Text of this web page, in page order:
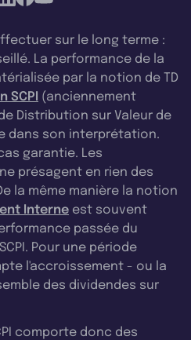
sur le long terme :
La performance de la
par la notion de TD
SCPI (anciennement
Distribution sur Valeur de
dans son interprétation.
garantie. Les
présagent en rien des
la même manière la notion
Interne est souvent
passée du
Pour une période
l'accroissement - ou la
des dividendes sur
comporte donc des